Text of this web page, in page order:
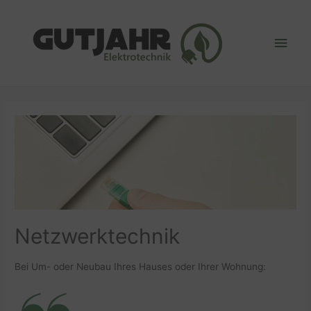
Netzwerktechnik
Bei Um- oder Neubau Ihres Hauses oder Ihrer Wohnung: